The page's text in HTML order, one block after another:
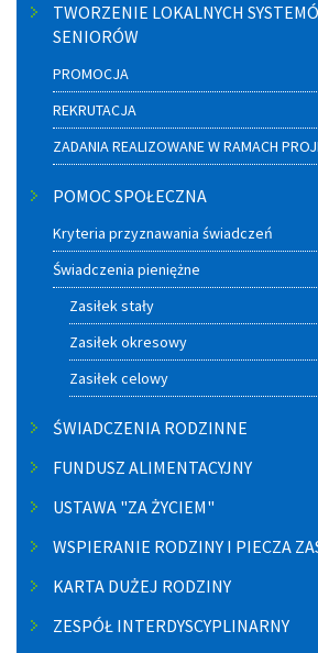
TWORZENIE LOKALNYCH
SENIORÓW
PROMOCJA
REKRUTACJA
ZADANIA REALIZOWANE W RAMACH
POMOC SPOŁECZNA
Kryteria przyznawania świadczeń
Świadczenia pieniężne
Zasiłek stały
Zasiłek okresowy
Zasiłek celowy
ŚWIADCZENIA RODZINNE
FUNDUSZ ALIMENTACYJNY
USTAWA "ZA ŻYCIEM"
WSPIERANIE RODZINY I PIECZA
KARTA DUŻEJ RODZINY
ZESPÓŁ INTERDYSCYPLINARNY